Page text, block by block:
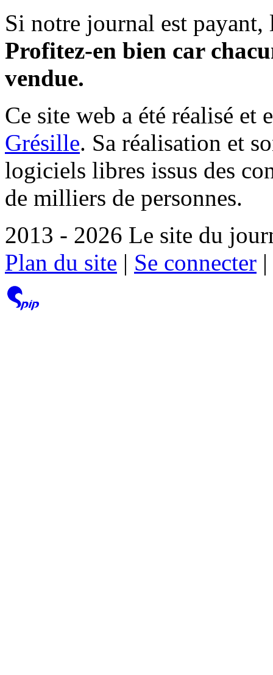
Si notre journal est payant,
Profitez-en bien car
vendue.
Ce site web a été réalisé et
Grésille. Sa réalisation et
logiciels libres issus des
de milliers de personnes.
2013 - 2026 Le site du
Plan du site | Se connecter |